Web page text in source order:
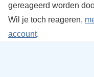
gereageerd worden
Wil je toch reageren,
account.